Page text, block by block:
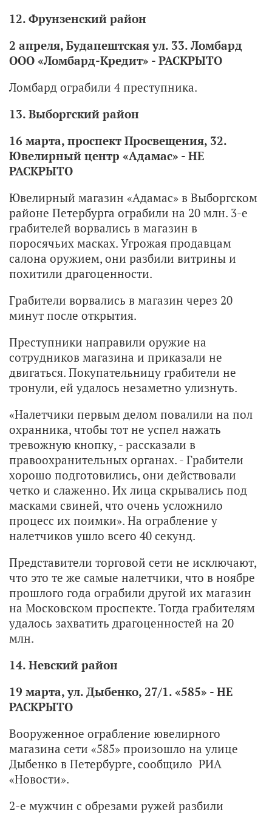
12. Фрунзенский район
2 апреля, Будапештская ул. 33. Ломбард
ООО «Ломбард-Кредит» - РАСКРЫТО
Ломбард ограбили 4 преступника.
13. Выборгский район
16 марта, проспект Просвещения, 32.
Ювелирный центр «Адамас» - НЕ
РАСКРЫТО
Ювелирный магазин «Адамас» в Выборгском
районе Петербурга ограбили на 20 млн. 3-е
грабителей ворвались в магазин в
поросячьих масках. Угрожая продавцам
салона оружием, они разбили витрины и
похитили драгоценности.
Грабители ворвались в магазин через 20
минут после открытия.
Преступники направили оружие на
сотрудников магазина и приказали не
двигаться. Покупательницу грабители не
тронули, ей удалось незаметно улизнуть.
«Налетчики первым делом повалили на пол
охранника, чтобы тот не успел нажать
тревожную кнопку, - рассказали в
правоохранительных органах. - Грабители
хорошо подготовились, они действовали
четко и слаженно. Их лица скрывались под
масками свиней, что очень усложнило
процесс их поимки». На ограбление у
налетчиков ушло всего 40 секунд.
Представители торговой сети не исключают,
что это те же самые налетчики, что в ноябре
прошлого года ограбили другой их магазин
на Московском проспекте. Тогда грабителям
удалось захватить драгоценностей на 20
млн.
14. Невский район
19 марта, ул. Дыбенко, 27/1. «585» - НЕ
РАСКРЫТО
Вооруженное ограбление ювелирного
магазина сети «585» произошло на улице
Дыбенко в Петербурге, сообщило РИА
«Новости».
2-е мужчин с обрезами ружей разбили